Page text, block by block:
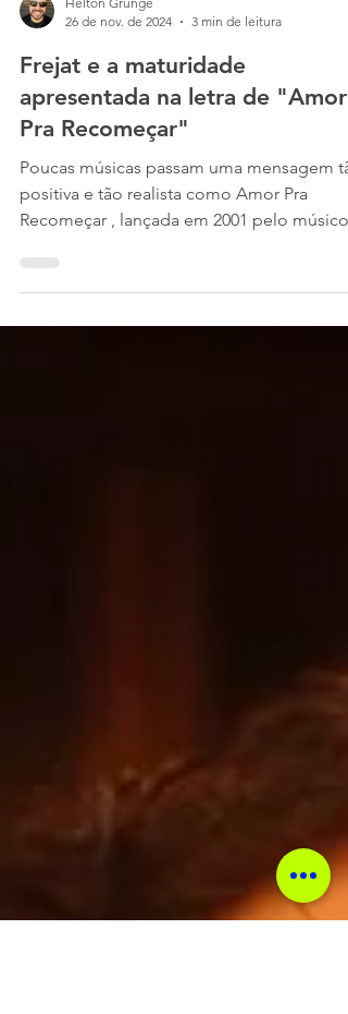
26 de nov. de 2024
3 min de leitura
Frejat e a maturidade
apresentada na letra de "Amor
Pra Recomeçar"
positiva e tão realista como Amor Pra
Recomeçar , lançada em 2001 pelo músico
Frejat em seu...